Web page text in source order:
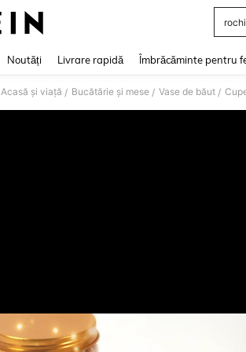
Noutăți Livrare rapidă Îmbrăcăminte pentru
Acasă și viață / Bucătărie și mese / Vase de băut /